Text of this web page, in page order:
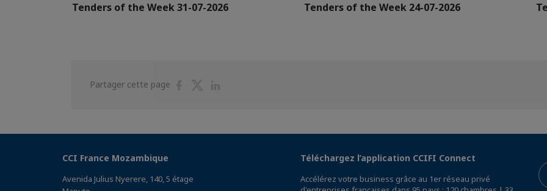
Tenders of the Week 31-07-2026 Tenders of the Week 24-07-2026
Partager cette page
PartagerPartager
CCI France Mozambique
Avenida Julius Nyerere, 140, 5 étage
Téléchargez l’application CCIFI Connect
Accélérez votre business grâce au 1er réseau privé